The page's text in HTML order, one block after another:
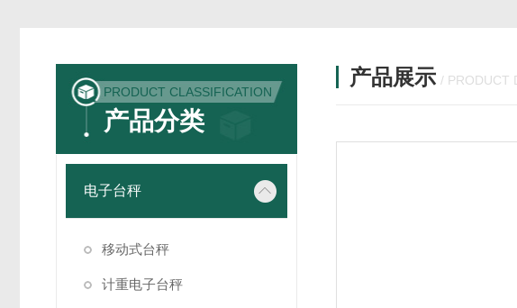
PRODUCT CLASSIFICATION
产品分类
电子台秤
移动式台秤
计重电子台秤
产品展示 / PRODUCT